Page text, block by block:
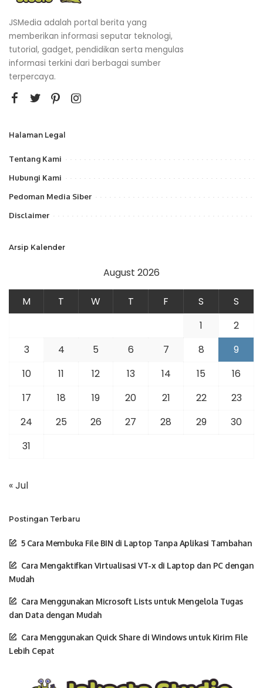
JSMedia adalah portal berita yang
memberikan informasi seputar teknologi,
tutorial, gadget, pendidikan serta mengulas
informasi terkini dari berbagai sumber
terpercaya.
Halaman Legal
Tentang Kami
Hubungi Kami
Pedoman Media Siber
Disclaimer
Arsip Kalender
August 2026
M T W T F S
S
1
2
3
4 5 6 7 8
9
10
11 12 13 14 15
16
17
18 19 20 21 22
23
24
25 26 27 28 29
30
31
« Jul
Postingan Terbaru
5 Cara Membuka File BIN di Laptop Tanpa Aplikasi Tambahan
Cara Mengaktifkan Virtualisasi VT-x di Laptop dan PC dengan
Mudah
Cara Menggunakan Microsoft Lists untuk Mengelola Tugas
dan Data dengan Mudah
Cara Menggunakan Quick Share di Windows untuk Kirim File
Lebih Cepat